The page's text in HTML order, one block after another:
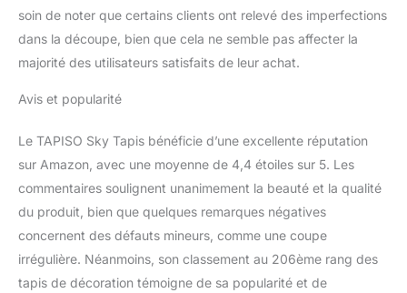
soin de noter que certains clients ont relevé des imperfections
dans la découpe, bien que cela ne semble pas affecter la
majorité des utilisateurs satisfaits de leur achat.
Avis et popularité
Le TAPISO Sky Tapis bénéficie d’une excellente réputation
sur Amazon, avec une moyenne de 4,4 étoiles sur 5. Les
commentaires soulignent unanimement la beauté et la qualité
du produit, bien que quelques remarques négatives
concernent des défauts mineurs, comme une coupe
irrégulière. Néanmoins, son classement au 206ème rang des
tapis de décoration témoigne de sa popularité et de